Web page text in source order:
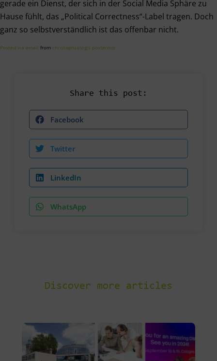
gerade ein Dienst, der sich in der Social Media Sphäre zu
Hause fühlt, das „Political Correctness“-Label tragen. Doch
ganz so selbstverständlich ist das offenbar nicht.
Posted via email from christophsalzig’s posterous
Share this post:
Facebook
Twitter
LinkedIn
WhatsApp
Discover more articles